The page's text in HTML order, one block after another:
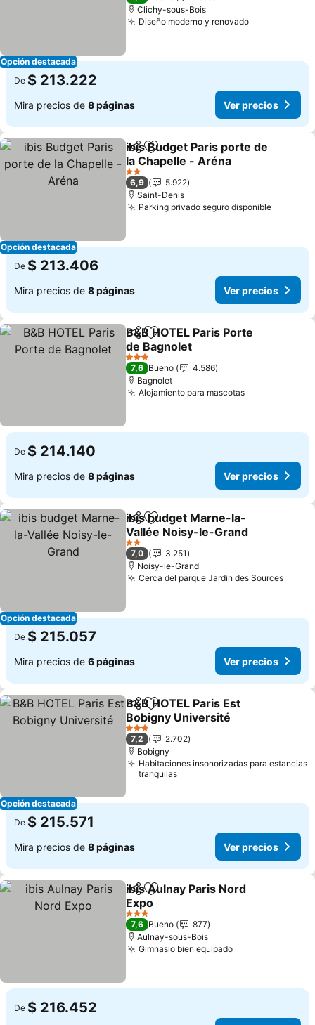
Opción destacada
Clichy-sous-Bois
Diseño moderno y renovadoVer precios
De $ 213.222
Mira precios de 8 páginas Ver precios
Opción destacada
CompartirAgregar a favoritos
ibis Budget Paris porte de
la Chapelle - Aréna
Ver precios
2 Estrellas
6,9
5.922
Saint-Denis
Parking privado seguro disponibleVer
De $ 213.406
Mira precios de 8 páginas Ver precios
CompartirAgregar a favoritos
B&B HOTEL Paris Porte
de Bagnolet
Ver precios
3 Estrellas
7,6 Bueno
4.586
Bagnolet
Alojamiento para mascotasVer precios
De $ 214.140
Mira precios de 8 páginas Ver precios
Opción destacada
CompartirAgregar a favoritos
ibis budget Marne-la-
Vallée Noisy-le-Grand
Ver precios
2 Estrellas
7,0
3.251
Noisy-le-Grand
Cerca del parque Jardin des SourcesVer
De $ 215.057
Mira precios de 6 páginas Ver precios
Opción destacada
CompartirAgregar a favoritos
B&B HOTEL Paris Est
Bobigny Université
Ver precios
3 Estrellas
7,2
2.702
Bobigny
Habitaciones insonorizadas para estancias
tranquilas
De $ 215.571
Mira precios de 8 páginas Ver precios
CompartirAgregar a favoritos
ibis Aulnay Paris Nord
Expo
Ver precios
3 Estrellas
7,6 Bueno
877
Aulnay-sous-Bois
Gimnasio bien equipadoVer precios
De $ 216.452